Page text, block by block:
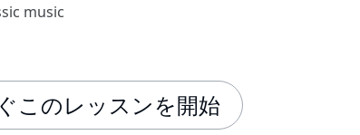
music
このレッスンを開始